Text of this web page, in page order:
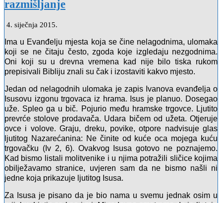
razmišljanje
4. siječnja 2015.
Ima u Evanđelju mjesta koja se čine nelagodnima, ulomaka
koji se ne čitaju često, zgoda koje izgledaju nezgodnima.
Oni koji su u drevna vremena kad nije bilo tiska rukom
prepisivali Bibliju znali su čak i izostaviti kakvo mjesto.
Jedan od nelagodnih ulomaka je zapis Ivanova evanđelja o
Isusovu izgonu trgovaca iz hrama. Isus je planuo. Dosegao
uže. Spleo ga u bič. Pojurio među hramske trgovce. Ljutito
prevrće stolove prodavača. Udara bičem od užeta. Otjeruje
ovce i volove. Graju, dreku, povike, otpore nadvisuje glas
ljutitog Nazarećanina: Ne činite od kuće oca mojega kuću
trgovačku (Iv 2, 6). Ovakvog Isusa gotovo ne poznajemo.
Kad bismo listali molitvenike i u njima potražili sličice kojima
obilježavamo stranice, uvjeren sam da ne bismo našli ni
jedne koja prikazuje ljutitog Isusa.
Za Isusa je pisano da je bio nama u svemu jednak osim u